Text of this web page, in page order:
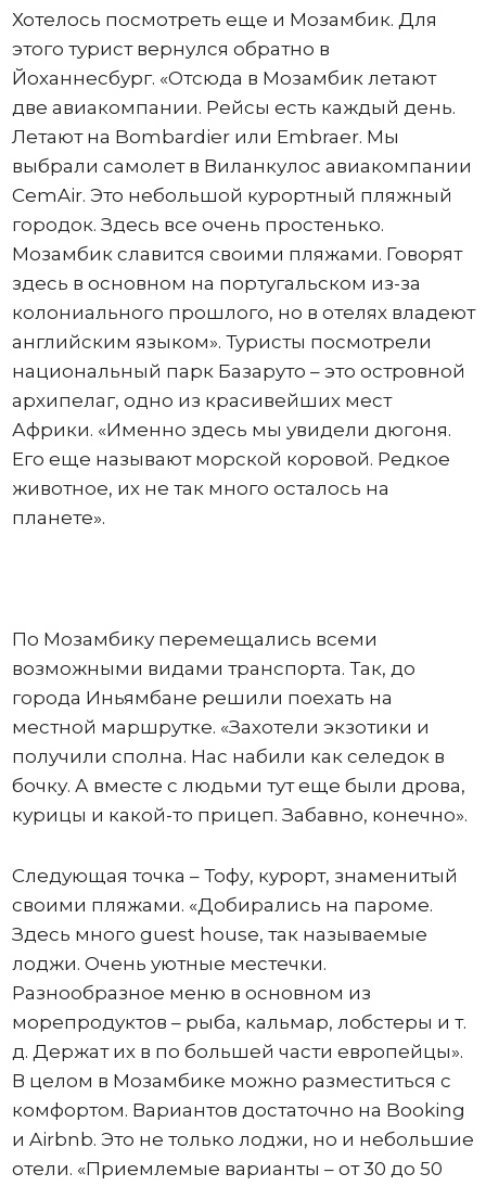
Хотелось посмотреть еще и Мозамбик. Для
этого турист вернулся обратно в
Йоханнесбург. «Отсюда в Мозамбик летают
две авиакомпании. Рейсы есть каждый день.
Летают на Bombardier или Embraer. Мы
выбрали самолет в Виланкулос авиакомпании
CemAir. Это небольшой курортный пляжный
городок. Здесь все очень простенько.
Мозамбик славится своими пляжами. Говорят
здесь в основном на португальском из-за
колониального прошлого, но в отелях владеют
английским языком». Туристы посмотрели
национальный парк Базаруто – это островной
архипелаг, одно из красивейших мест
Африки. «Именно здесь мы увидели дюгоня.
Его еще называют морской коровой. Редкое
животное, их не так много осталось на
планете».
По Мозамбику перемещались всеми
возможными видами транспорта. Так, до
города Иньямбане решили поехать на
местной маршрутке. «Захотели экзотики и
получили сполна. Нас набили как селедок в
бочку. А вместе с людьми тут еще были дрова,
курицы и какой-то прицеп. Забавно, конечно».
Следующая точка – Тофу, курорт, знаменитый
своими пляжами. «Добирались на пароме.
Здесь много guest house, так называемые
лоджи. Очень уютные местечки.
Разнообразное меню в основном из
морепродуктов – рыба, кальмар, лобстеры и т.
д. Держат их в по большей части европейцы».
В целом в Мозамбике можно разместиться с
комфортом. Вариантов достаточно на Booking
и Airbnb. Это не только лоджи, но и небольшие
отели. «Приемлемые варианты – от 30 до 50